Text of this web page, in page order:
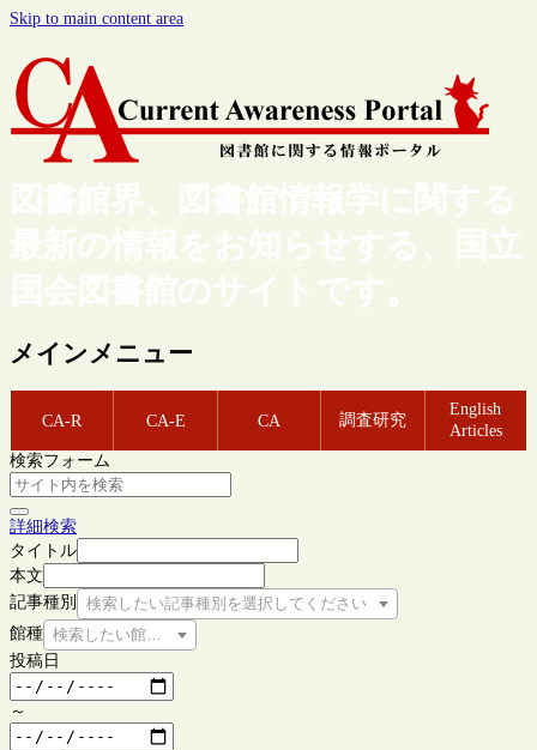
Skip to main content area
図書館界、図書館情報学に関する
最新の情報をお知らせする、国立
国会図書館のサイトです。
メインメニュー
CA-R CA-E CA 調査研究
English
Articles
検索フォーム
詳細検索
タイトル
本文
記事種別
検索したい記事種別を選択してください
館種 検索したい館種を選択してください
投稿日
～